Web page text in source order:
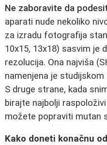
Ne zaboravite da
aparati nude nekoliko
za izradu fotografija
10x15, 13x18) sasvim je
rezolucija. Ona najviša
namenjena je
S druge strane, kada
birajte najbolji
možete popraviti mutan
Kako doneti konačnu